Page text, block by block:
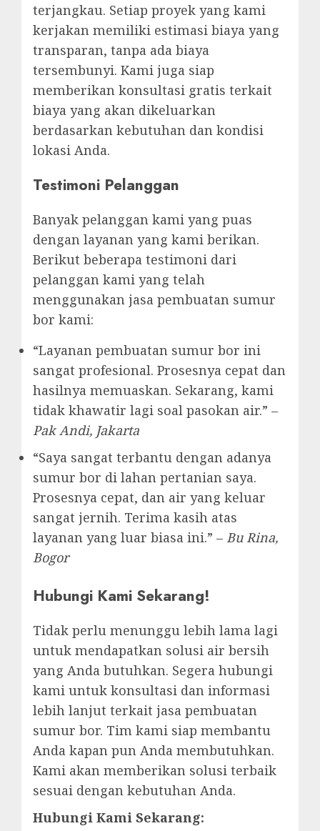
terjangkau. Setiap proyek yang kami
kerjakan memiliki estimasi biaya yang
transparan, tanpa ada biaya
tersembunyi. Kami juga siap
memberikan konsultasi gratis terkait
biaya yang akan dikeluarkan
berdasarkan kebutuhan dan kondisi
lokasi Anda.
Testimoni Pelanggan
Banyak pelanggan kami yang puas
dengan layanan yang kami berikan.
Berikut beberapa testimoni dari
pelanggan kami yang telah
menggunakan jasa pembuatan sumur
bor kami:
“Layanan pembuatan sumur bor ini
sangat profesional. Prosesnya cepat dan
hasilnya memuaskan. Sekarang, kami
tidak khawatir lagi soal pasokan air.” –
Pak Andi, Jakarta
“Saya sangat terbantu dengan adanya
sumur bor di lahan pertanian saya.
Prosesnya cepat, dan air yang keluar
sangat jernih. Terima kasih atas
layanan yang luar biasa ini.” – Bu Rina,
Bogor
Hubungi Kami Sekarang!
Tidak perlu menunggu lebih lama lagi
untuk mendapatkan solusi air bersih
yang Anda butuhkan. Segera hubungi
kami untuk konsultasi dan informasi
lebih lanjut terkait jasa pembuatan
sumur bor. Tim kami siap membantu
Anda kapan pun Anda membutuhkan.
Kami akan memberikan solusi terbaik
sesuai dengan kebutuhan Anda.
Hubungi Kami Sekarang: